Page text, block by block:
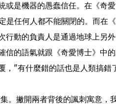
或是機器的愚蠢信任。在《奇
任何人都不能關閉的。而在
動的負責人是通過地球上另
信的語氣就跟《奇愛博士》中
，"有什麼錯的話也是人類搞
。撇開兩者背後的諷刺寓意，